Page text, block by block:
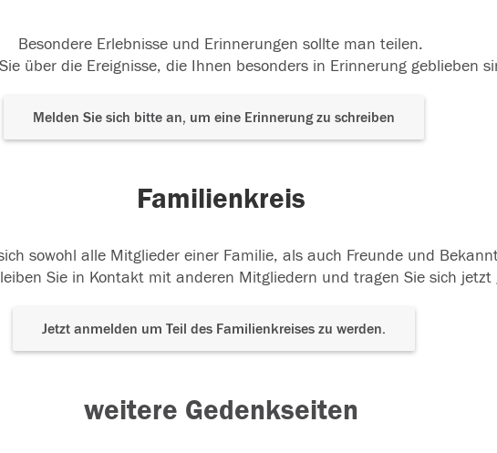
Besondere Erlebnisse und Erinnerungen sollte man teilen.
über die Ereignisse, die Ihnen besonders in Erinnerung geblieben
Melden Sie sich bitte an, um eine Erinnerung zu schreiben
Familienkreis
sowohl alle Mitglieder einer Familie, als auch Freunde und
Sie in Kontakt mit anderen Mitgliedern und tragen Sie sich jetzt
Jetzt anmelden um Teil des Familienkreises zu werden.
weitere Gedenkseiten